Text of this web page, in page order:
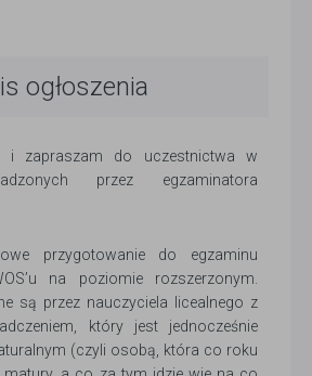
ogłoszenia
i zapraszam do uczestnictwa w
przez egzaminatora
przygotowanie do egzaminu
na poziomie rozszerzonym.
są przez nauczyciela licealnego z
który jest jednocześnie
(czyli osobą, która co roku